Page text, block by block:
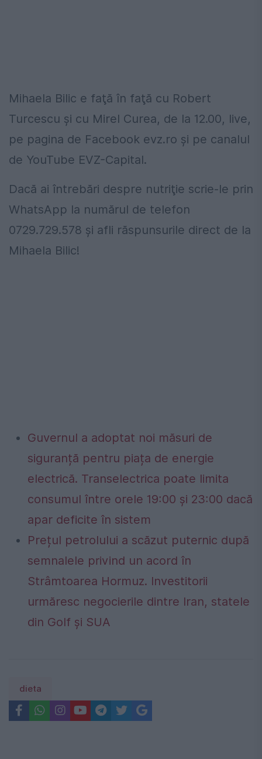
Mihaela Bilic e faţă în faţă cu Robert
Turcescu şi cu Mirel Curea, de la 12.00, live,
pe pagina de Facebook evz.ro şi pe canalul
de YouTube EVZ-Capital.
Dacă ai întrebări despre nutriţie scrie-le prin
WhatsApp la numărul de telefon
0729.729.578 şi afli răspunsurile direct de la
Mihaela Bilic!
Guvernul a adoptat noi măsuri de
siguranță pentru piața de energie
electrică. Transelectrica poate limita
consumul între orele 19:00 și 23:00 dacă
apar deficite în sistem
Prețul petrolului a scăzut puternic după
semnalele privind un acord în
Strâmtoarea Hormuz. Investitorii
urmăresc negocierile dintre Iran, statele
din Golf și SUA
dieta